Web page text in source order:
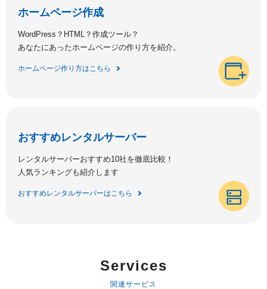
ホームページ作成
WordPress？HTML？作成ツール？
あなたにあったホームページの作り方を紹介。
ホームページ作り方はこちら
おすすめレンタルサーバー
レンタルサーバーおすすめ10社を徹底比較！
人気ランキングも紹介します
おすすめレンタルサーバーはこちら
Services
関連サービス